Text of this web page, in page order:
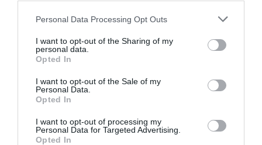
Please note that this website/app uses one or more Google
not limited to your visit or usage behaviour. You may click to
grant or deny consent to Google and its third-party tags to
use your data for below specified purposes in below Google
consent section.
Personal Data Processing Opt Outs
I want to opt-out of the Sharing of my
personal data.
Opted In
I want to opt-out of the Sale of my
Personal Data.
Opted In
I want to opt-out of processing my
Personal Data for Targeted Advertising.
Opted In
Netflix, Max, Disney+, kiderült, melyiket nézzük a
legtöbben